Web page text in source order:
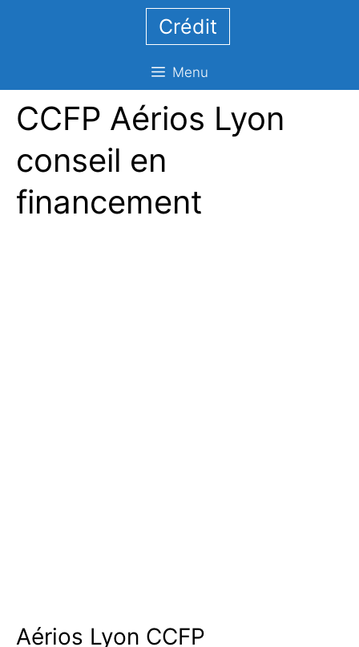
Crédit
Menu
CCFP Aérios Lyon
conseil en
financement
Aérios Lyon CCFP